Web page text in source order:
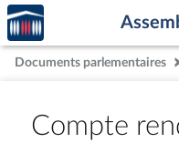
Aller au contenu
Aller en bas de la page
Accèder
à la
page
d'accueil
Documents parlementaires
Compte